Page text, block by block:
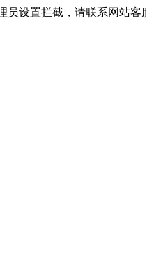
设置拦截，请联系网站客